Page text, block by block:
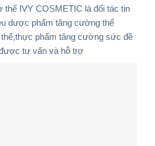
IVY COSMETIC là đối tác tin
dược phẩm tăng cường thể
phẩm tăng cường sức đề
tư vấn và hỗ trợ